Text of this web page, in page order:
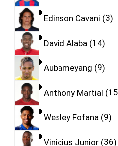
Edinson Cavani 3
David Alaba 14
Aubameyang 9
Anthony Martial 15
Wesley Fofana 9
Vinicius Junior 36